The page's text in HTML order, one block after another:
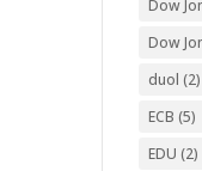
Dow
Dow
duol (2)
ECB (5)
EDU (2)